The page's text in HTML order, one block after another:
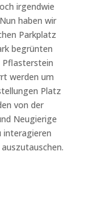
irgendwie
haben wir
Parkplatz
begrünten
werden um
Platz
von der
Neugierige
interagieren